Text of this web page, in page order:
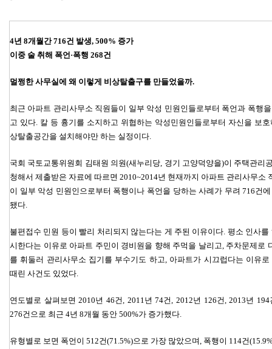
4년 8개월간 716건 발생, 500% 증가
이중 술 취해 폭언·폭행 268건
멀쩡한 사무실에 왜 이렇게 비상탈출구를 만들었을까.
최근 아파트 관리사무소 직원들이 일부 악성 민원인들로부터 폭언과 폭행
고 있다. 칼 등 흉기를 소지하고 위협하는 악성민원인들로부터 자신을 보
상탈출공간을 설치해야만 하는 실정이다.
국회 국토교통위원회 김태원 의원(새누리당, 경기 고양덕양을)이 주택관리
청해서 제출받은 자료에 따르면 2010~2014년 현재까지 아파트 관리사무소
이 일부 악성 민원인으로부터 폭행이나 폭언을 당하는 사례가 무려 716건
됐다.
불편접수 민원 등이 빨리 처리되지 않는다는 게 주된 이유이다. 평소 인사
시한다는 이유로 아파트 주민이 경비원을 향해 주먹을 날리고, 주차문제로
를 휘둘러 관리사무소 집기를 부수기도 하고, 아파트가 시끄럽다는 이유
때린 사건도 있었다.
연도별로 살펴보면 2010년 46건, 2011년 74건, 2012년 126건, 2013년
276건으로 최근 4년 8개월 동안 500%가 증가했다.
유형별로 보면 폭언이 512건(71.5%)으로 가장 많았으며, 폭행이 114건